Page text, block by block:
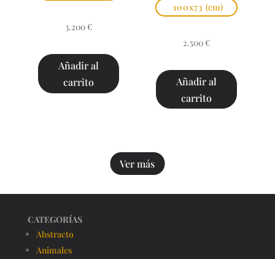
3.200 €
Añadir al
carrito
100x73 (cm)
2.500 €
Añadir al
carrito
Ver más
CATEGORÍAS
Abstracto
Animales